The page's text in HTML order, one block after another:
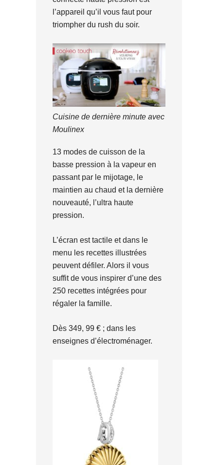
l’appareil qu’il vous faut pour
triompher du rush du soir.
Cuisine de dernière minute avec
Moulinex
13 modes de cuisson de la
basse pression à la vapeur en
passant par le mijotage, le
maintien au chaud et la dernière
nouveauté, l’ultra haute
pression.
L’écran est tactile et dans le
menu les recettes illustrées
peuvent défiler. Alors il vous
suffit de vous inspirer d’une des
250 recettes intégrées pour
régaler la famille.
Dès 349, 99 € ; dans les
enseignes d’électroménager.